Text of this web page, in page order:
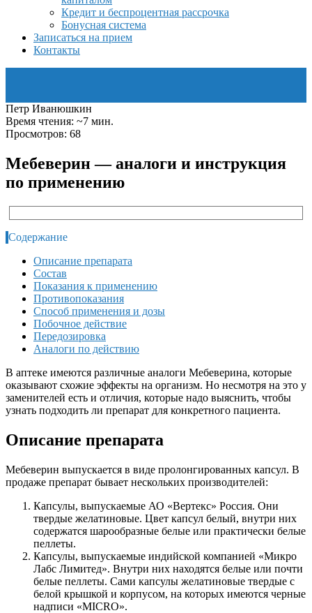
Кредит и беспроцентная рассрочка
Бонусная система
Записаться на прием
Контакты
Петр Иванюшкин
Время чтения: ~7 мин.
Просмотров: 68
Мебеверин — аналоги и инструкция
по применению
Содержание
Описание препарата
Состав
Показания к применению
Противопоказания
Способ применения и дозы
Побочное действие
Передозировка
Аналоги по действию
В аптеке имеются различные аналоги Мебеверина, которые
оказывают схожие эффекты на организм. Но несмотря на это у
заменителей есть и отличия, которые надо выяснить, чтобы
узнать подходить ли препарат для конкретного пациента.
Описание препарата
Мебеверин выпускается в виде пролонгированных капсул. В
продаже препарат бывает нескольких производителей:
Капсулы, выпускаемые АО «Вертекс» Россия. Они
твердые желатиновые. Цвет капсул белый, внутри них
содержатся шарообразные белые или практически белые
пеллеты.
Капсулы, выпускаемые индийской компанией «Микро
Лабс Лимитед». Внутри них находятся белые или почти
белые пеллеты. Сами капсулы желатиновые твердые с
белой крышкой и корпусом, на которых имеются черные
надписи «MICRO».